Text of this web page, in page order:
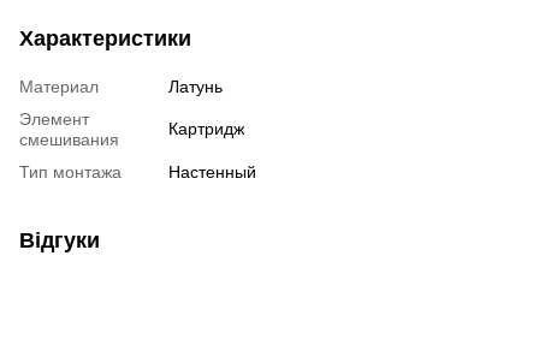
Характеристики
Материал
Латунь
Элемент
смешивания
Картридж
Тип монтажа Настенный
Відгуки